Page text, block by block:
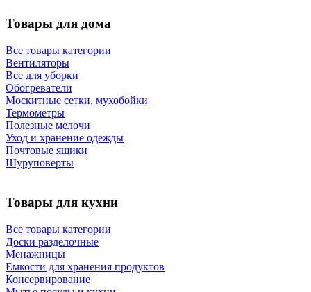
Товары для дома
Все товары категории
Вентиляторы
Все для уборки
Обогреватели
Москитные сетки, мухобойки
Термометры
Полезные мелочи
Уход и хранение одежды
Почтовые ящики
Шуруповерты
Товары для кухни
Все товары категории
Доски разделочные
Менажницы
Емкости для хранения продуктов
Консервирование